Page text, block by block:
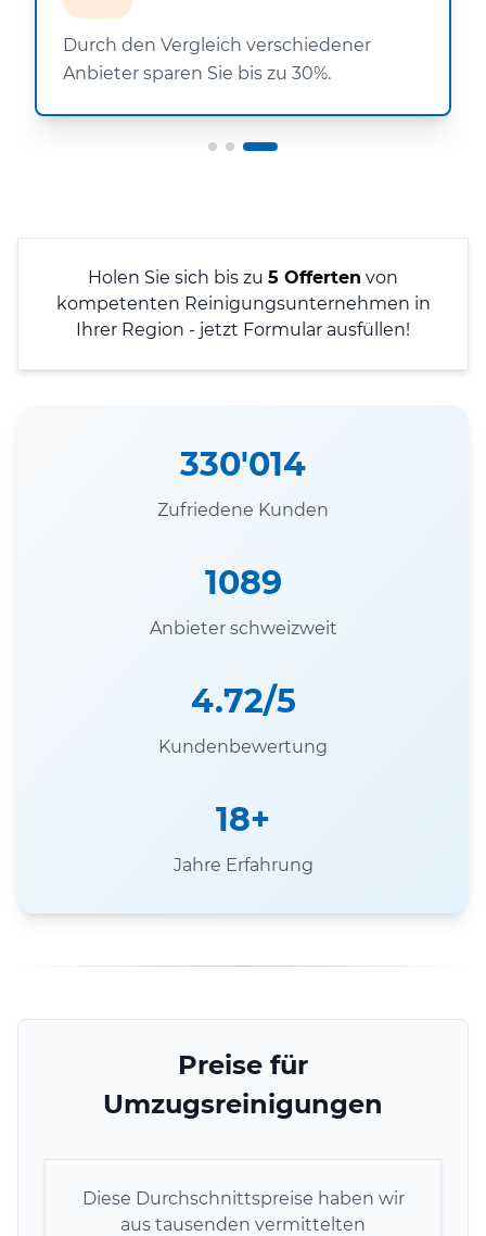
Durch den Vergleich verschiedener
Anbieter sparen Sie bis zu 30%.
Holen Sie sich bis zu 5 Offerten von
kompetenten Reinigungsunternehmen in
Ihrer Region - jetzt Formular ausfüllen!
330'014
Zufriedene Kunden
1089
Anbieter schweizweit
4.72/5
Kundenbewertung
18+
Jahre Erfahrung
Preise für
Umzugsreinigungen
Diese Durchschnittspreise haben wir
aus tausenden vermittelten